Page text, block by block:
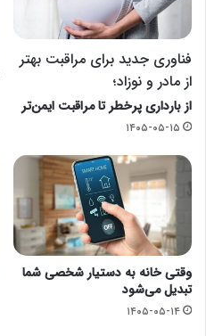
فناوری جدید برای مراقبت بهتر
از مادر و نوزاد؛
از بارداری پرخطر تا مراقبت ایمن‌تر
۱۴۰۵-۰۵-۱۵
وقتی خانه به دستیار شخصی شما
تبدیل می‌شود
۱۴۰۵-۰۵-۱۴